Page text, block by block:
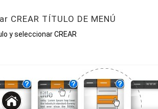
CREAR TÍTULO DE MENÚ
y seleccionar CREAR